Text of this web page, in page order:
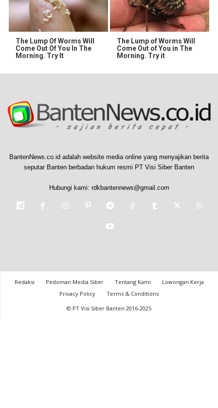
The Lump Of Worms Will
Come Out Of You In The
Morning. Try It
The Lump of Worms Will
Come Out of You in The
Morning. Try it
BantenNews.co.id adalah website media online yang menyajikan berita
seputar Banten berbadan hukum resmi PT Visi Siber Banten
Hubungi kami: rdkbantennews@gmail.com
Redaksi Pedoman Media Siber Tentang Kami
Lowongan Kerja
Privacy Policy
Terms & Conditions
© PT Visi Siber Banten 2016-2025